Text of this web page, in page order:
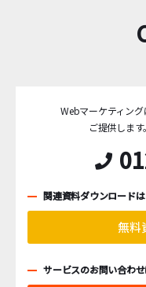
Webマーケティン
ご提供します。
関連資料ダウンロード
無料
サービスのお問い合わ